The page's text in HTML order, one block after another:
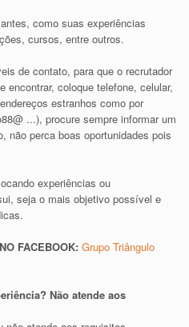
como suas experiências
cursos, entre outros.
de contato, para que o recrutador
encontrar, coloque telefone, celular,
estranhos como por
...), procure sempre informar um
não perca boas oportunidades pois
experiências ou
seja o mais objetivo possível e
FACEBOOK:Grupo Triângulo
Não atende aos